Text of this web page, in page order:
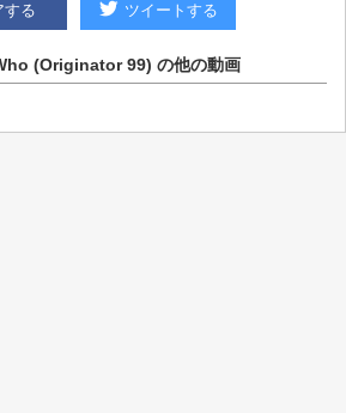
する ツイートする
(Originator 99) の他の動画